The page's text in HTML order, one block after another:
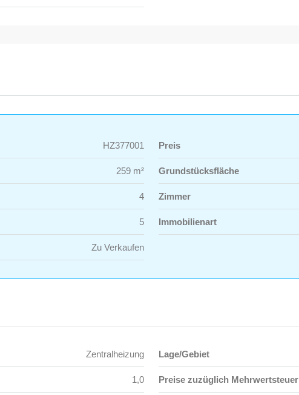
HZ377001 Preis
259 m² Grundstücksfläche
4 Zimmer
5 Immobilienart
Zu Verkaufen
Zentralheizung Lage/Gebiet
1,0 Preise zuzüglich Mehrwertsteuer